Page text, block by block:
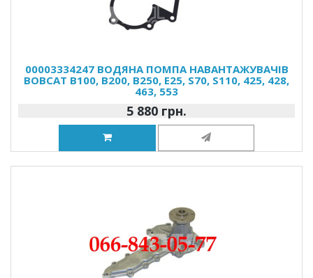
00003334247 ВОДЯНА ПОМПА НАВАНТАЖУВАЧІВ
BOBCAT B100, B200, B250, E25, S70, S110, 425, 428,
463, 553
5 880 грн.